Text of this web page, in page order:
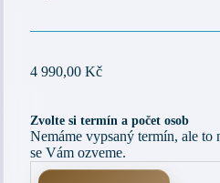
4 990,00Kč
Zvolte si termín a počet osob
Nemáme vypsaný termín, ale to
se Vám ozveme.